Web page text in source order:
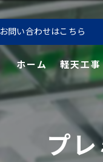
お問い合わせはこちら
ホーム 軽天工事
プ